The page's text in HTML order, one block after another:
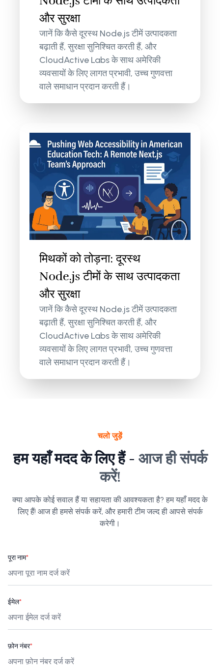
और सुरक्षा
जानें कि कैसे दूरस्थ Node.js टीमें उत्पादकता
बढ़ाती हैं, सुरक्षा सुनिश्चित करती हैं, और
CloudActive Labs के साथ अमेरिकी
व्यवसायों के लिए लागत प्रभावी, उच्च गुणवत्ता
वाले समाधान प्रदान करती हैं।
मिथकों को तोड़ना: दूरस्थ
Node.js टीमों के साथ उत्पादकता
और सुरक्षा
जानें कि कैसे दूरस्थ Node.js टीमें उत्पादकता
बढ़ाती हैं, सुरक्षा सुनिश्चित करती हैं, और
CloudActive Labs के साथ अमेरिकी
व्यवसायों के लिए लागत प्रभावी, उच्च गुणवत्ता
वाले समाधान प्रदान करती हैं।
चलो जुड़ें
हम यहाँ मदद के लिए हैं - आज ही संपर्क
करें!
क्या आपके कोई सवाल हैं या सहायता की आवश्यकता है? हम यहाँ मदद के
लिए हैं! आज ही हमसे संपर्क करें, और हमारी टीम जल्द ही आपसे संपर्क
करेगी।
पूरा नाम*
ईमेल*
फ़ोन नंबर*